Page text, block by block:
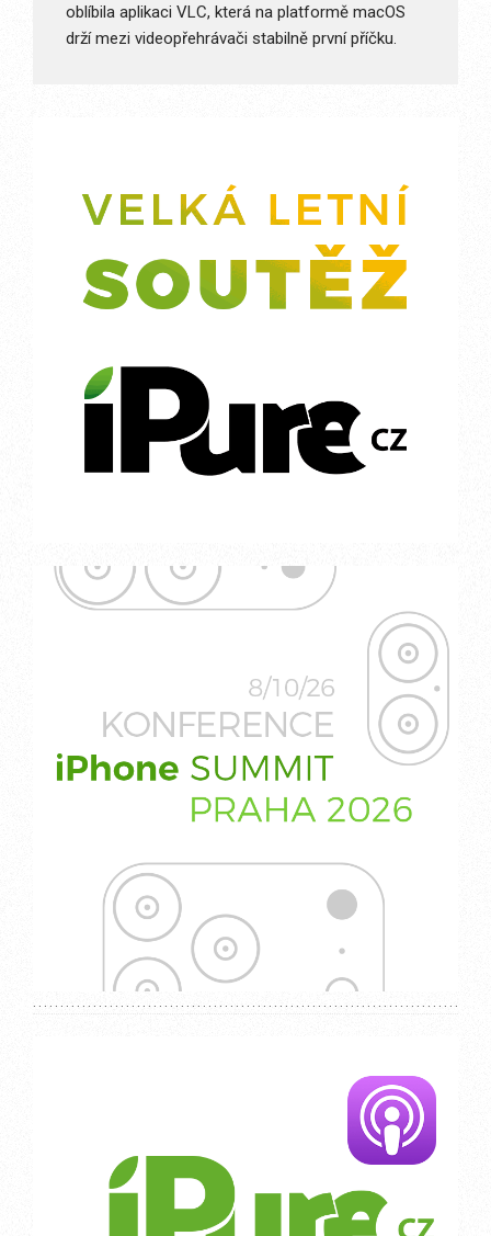
oblíbila aplikaci VLC, která na platformě macOS
drží mezi videopřehrávači stabilně první příčku.